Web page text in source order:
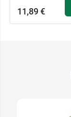
11,89 €